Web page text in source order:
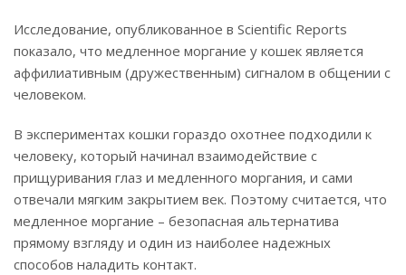
Исследование, опубликованное в Scientific Reports
показало, что медленное моргание у кошек является
аффилиативным (дружественным) сигналом в общении с
человеком.
В экспериментах кошки гораздо охотнее подходили к
человеку, который начинал взаимодействие с
прищуривания глаз и медленного моргания, и сами
отвечали мягким закрытием век. Поэтому считается, что
медленное моргание – безопасная альтернатива
прямому взгляду и один из наиболее надежных
способов наладить контакт.